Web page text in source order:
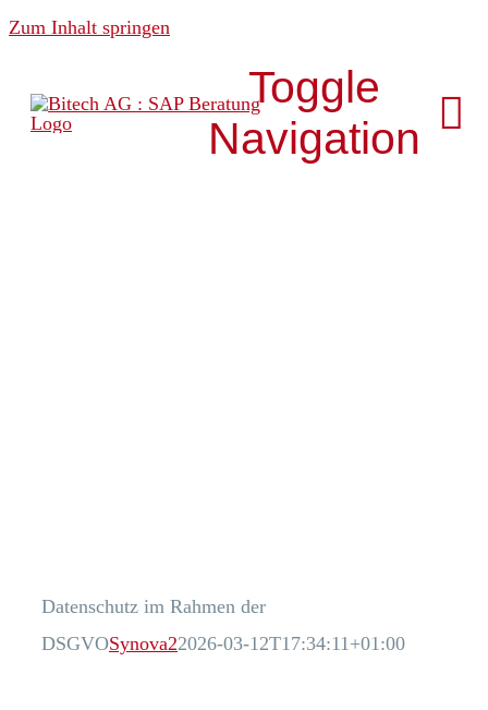
Zum Inhalt springen
Toggle
Navigation
S/4HANA
Datenschutz im Rahmen der
DSGVOSynova22026-03-12T17:34:11+01:00